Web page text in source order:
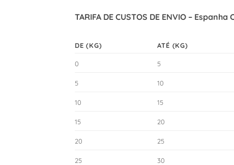
TARIFA DE CUSTOS DE ENVIO –
DE (KG) ATÉ (KG)
0 5
5 10
10 15
15 20
20 25
25 30